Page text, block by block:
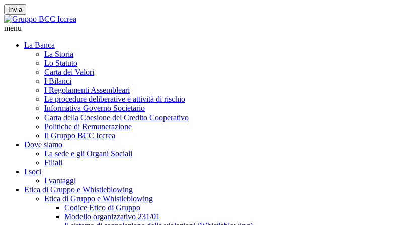
Invia
menu
La Banca
La Storia
Lo Statuto
Carta dei Valori
I Bilanci
I Regolamenti Assembleari
Le procedure deliberative e attività di rischio
Informativa Governo Societario
Carta della Coesione del Credito Cooperativo
Politiche di Remunerazione
Il Gruppo BCC Iccrea
Dove siamo
La sede e gli Organi Sociali
Filiali
I soci
I vantaggi
Etica di Gruppo e Whistleblowing
Etica di Gruppo e Whistleblowing
Codice Etico di Gruppo
Modello organizzativo 231/01